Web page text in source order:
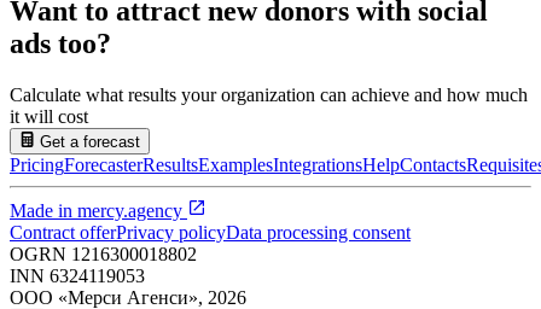
Want to attract new donors with social
ads too?
Calculate what results your organization can achieve and how much
it will cost
Get a forecast
PricingForecasterResultsExamplesIntegrationsHelpContacts
Made in mercy.agency
Contract offerPrivacy policyData processing consent
OGRN 1216300018802
INN 6324119053
ООО «Мерси Агенси», 2026